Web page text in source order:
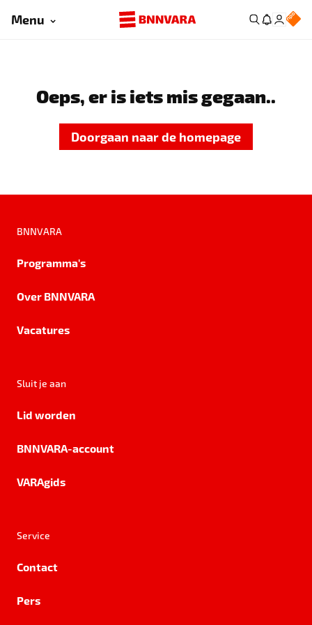
Menu
Oeps, er is iets mis gegaan..
Doorgaan naar de homepage
BNNVARA
Programma's
Over BNNVARA
Vacatures
Sluit je aan
Lid worden
BNNVARA-account
VARAgids
Service
Contact
Pers